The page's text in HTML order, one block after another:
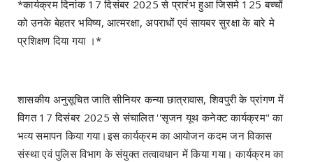
*कार्यक्रम दिनांक 17 दिसंबर 2025 से प्रारंभ हुआ जिसमे 125 बच्चों
को उनके बेहतर भविष्य, आत्मरक्षा, अपराधों एवं सायबर सुरक्षा के बारे मे
प्रशिक्षण दिया गया ।*
शासकीय अनुसूचित जाति सीनियर कन्या छात्रावास, शिवपुरी के प्रांगण में
विगत 17 दिसंबर 2025 से संचालित ''सृजन यूथ कनेक्ट कार्यक्रम" का
भव्य समापन किया गया।इस कार्यक्रम का आयोजन कदम जन विकास
संस्था एवं पुलिस विभाग के संयुक्त तत्वावधान में किया गया। कार्यक्रम का